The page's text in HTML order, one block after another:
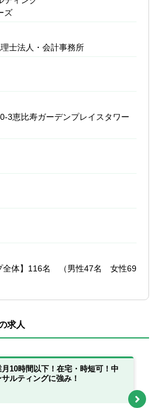
ズ
士法人・会計事務所
3恵比寿ガーデンプレイスタワー
全体】116名 （男性47名 女性69
求人
月10時間以下！在宅・時短可！中
ルティングに強み！